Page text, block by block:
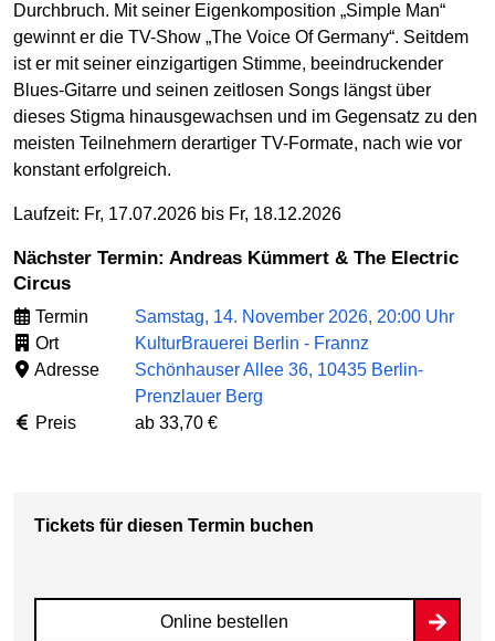
Durchbruch. Mit seiner Eigenkomposition „Simple Man“
gewinnt er die TV-Show „The Voice Of Germany“. Seitdem
ist er mit seiner einzigartigen Stimme, beeindruckender
Blues-Gitarre und seinen zeitlosen Songs längst über
dieses Stigma hinausgewachsen und im Gegensatz zu den
meisten Teilnehmern derartiger TV-Formate, nach wie vor
konstant erfolgreich.
Laufzeit: Fr, 17.07.2026 bis Fr, 18.12.2026
Nächster Termin: Andreas Kümmert & The Electric
Circus
Termin
Samstag, 14. November 2026, 20:00 Uhr
Ort
KulturBrauerei Berlin - Frannz
Adresse
Schönhauser Allee 36, 10435 Berlin-
Prenzlauer Berg
Preis
ab 33,70 €
Tickets für diesen Termin buchen
Online bestellen